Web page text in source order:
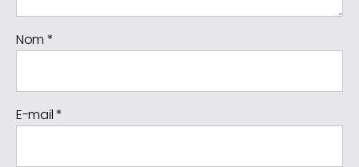
Nom *
E-mail*